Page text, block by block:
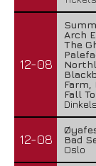
12-08
Arch
The
Farm,
Fall
12-08
Bad
Oslo